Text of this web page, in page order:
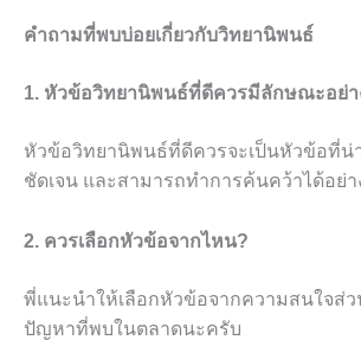
คำถามที่พบบ่อยเกี่ยวกับวิทยานิพนธ์
1. หัวข้อวิทยานิพนธ์ที่ดีควรมีลักษณะอย่า
หัวข้อวิทยานิพนธ์ที่ดีควรจะเป็นหัวข้อที่น่
ชัดเจน และสามารถทำการค้นคว้าได้อย่
2. ควรเลือกหัวข้อจากไหน?
พี่แนะนำให้เลือกหัวข้อจากความสนใจส่ว
ปัญหาที่พบในตลาดนะครับ